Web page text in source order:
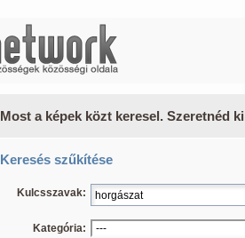
Most a képek közt keresel. Szeretnéd
Keresés szűkítése
Kulcsszavak:
Kategória: